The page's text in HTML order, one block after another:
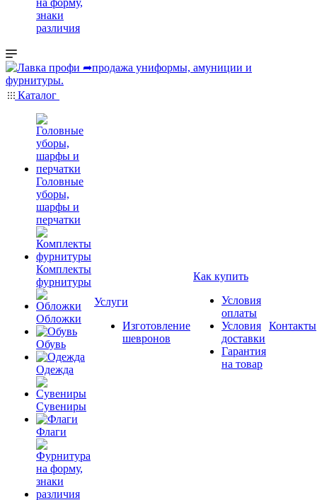
на форму,
знаки
различия
Каталог
Головные
уборы,
шарфы и
перчатки
Комплекты
фурнитуры
Обложки
Обувь
Одежда
Сувениры
Флаги
Услуги
Изготовление
шевронов
Как купить
Условия
оплаты
Условия
доставки
Гарантия
на товар
Контакты